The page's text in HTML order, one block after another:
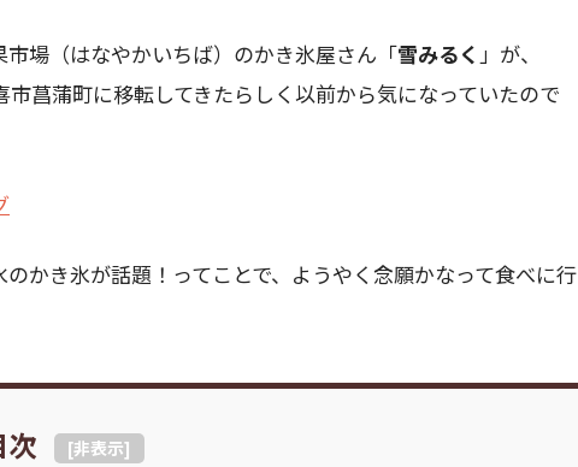
場（はなやかいちば）のかき氷屋さん「雪みるく 」が、
菖蒲町に移転してきたらしく以前から気になっていたので
かき氷が話題！ってことで、ようやく念願かなって食べに行
次 [非表示]